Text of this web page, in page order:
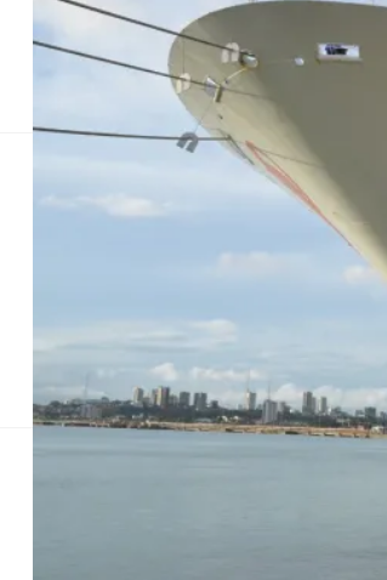
Direitos Humanos
Ministério
Programa usa biometria dos